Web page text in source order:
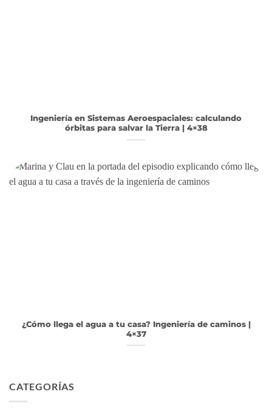
Ingeniería en Sistemas Aeroespaciales: calculando
órbitas para salvar la Tierra | 4×38
¿Cómo llega el agua a tu casa? Ingeniería de caminos |
4×37
CATEGORÍAS